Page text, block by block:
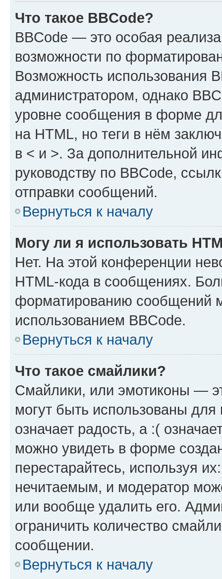
Что такое BBCode?
BBCode — это особая
возможности по
Возможность использования
администратором, однако
уровне сообщения в форме
на HTML, но теги в нём
в < и >. За дополнительной
руководству по BBCode,
отправки сообщений.
Вернуться к началу
Могу ли я использовать
Нет. На этой конференции
HTML-кода в сообщениях.
форматированию сообщений
использованием BBCode.
Вернуться к началу
Что такое смайлики?
Смайлики, или эмотиконы —
могут быть использованы
означает радость, а :(
можно увидеть в форме
перестарайтесь, используя
нечитаемым, и модератор
или вообще удалить его.
ограничить количество
сообщении.
Вернуться к началу